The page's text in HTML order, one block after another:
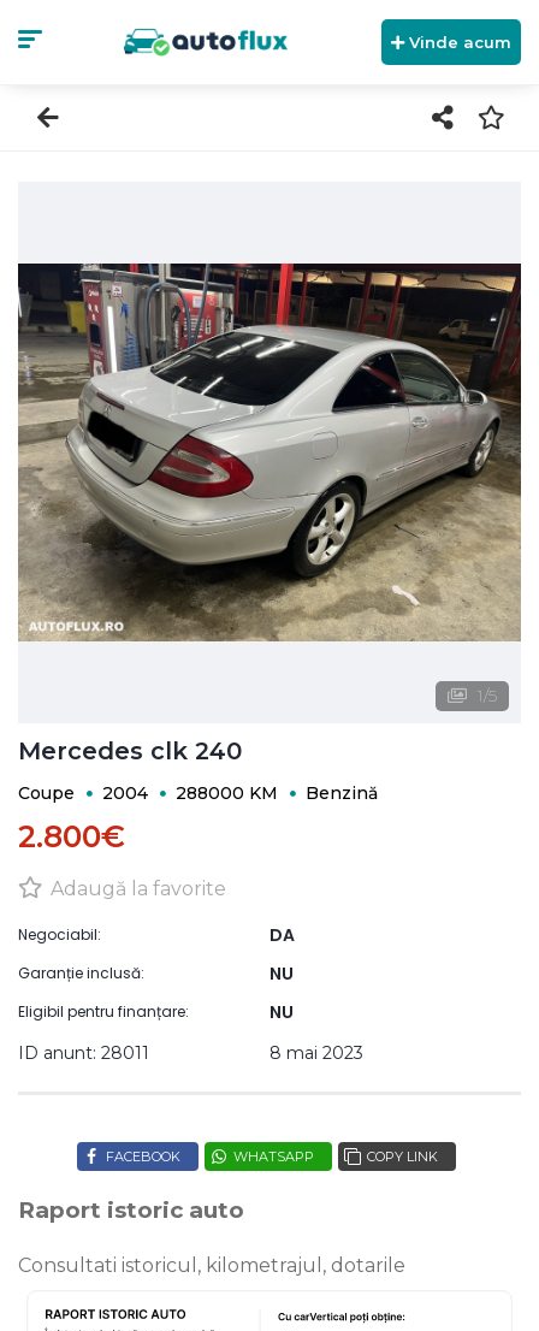
Vinde acum
1/5
Mercedes clk 240
Coupe 2004 288000 KM Benzină
2.800€
Adaugă la favorite
Negociabil: DA
Garanție inclusă: NU
Eligibil pentru finanțare: NU
ID anunt: 28011 8 mai 2023
FACEBOOK WHATSAPP COPY LINK
Raport istoric auto
Consultati istoricul, kilometrajul, dotarile